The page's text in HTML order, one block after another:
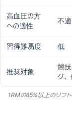
高血圧の方
への適性
不適
習得難易度 低
推奨対象
競
グ
1RMの85%以上のリフ